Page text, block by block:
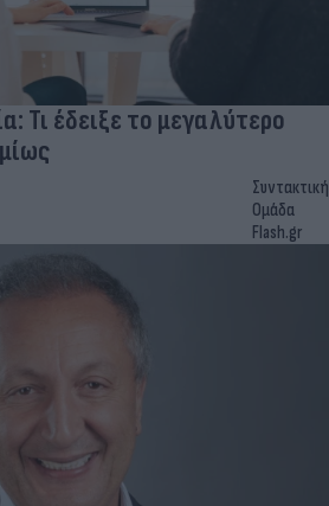
Τι έδειξε το μεγαλύτερο
Συντακτική
Ομάδα
Flash.gr